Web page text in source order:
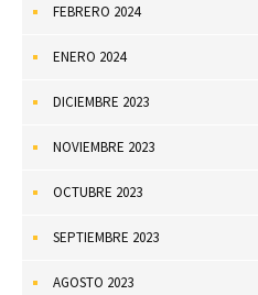
FEBRERO 2024
ENERO 2024
DICIEMBRE 2023
NOVIEMBRE 2023
OCTUBRE 2023
SEPTIEMBRE 2023
AGOSTO 2023